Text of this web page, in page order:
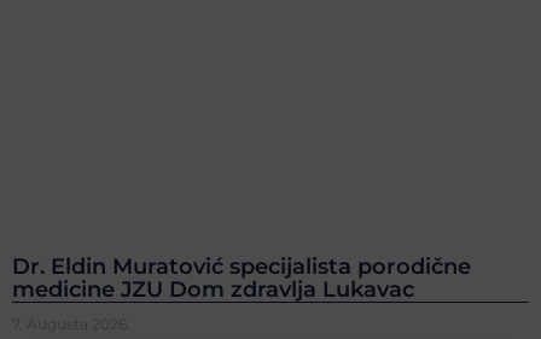
Dr. Eldin Muratović specijalista porodične
medicine JZU Dom zdravlja Lukavac
7. Augusta 2026.